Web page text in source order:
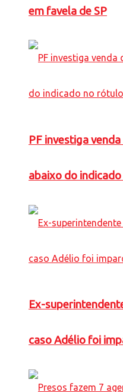
em favela de SP
PF investiga
abaixo do
Ex-
caso Adélio foi